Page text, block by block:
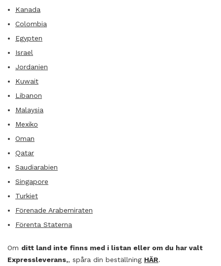
Kanada
Colombia
Egypten
Israel
Jordanien
Kuwait
Libanon
Malaysia
Mexiko
Oman
Qatar
Saudiarabien
Singapore
Turkiet
Förenade Arabemiraten
Förenta Staterna
Om ditt land inte finns med i listan eller om du har valt
Expressleverans,, spåra din beställning HÄR.